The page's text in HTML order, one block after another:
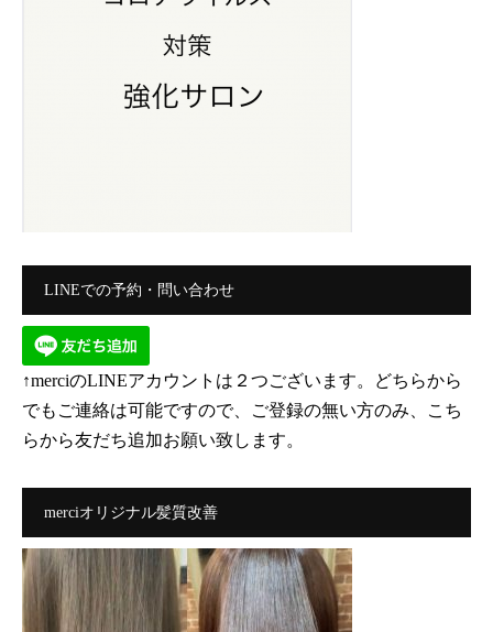
LINEでの予約・問い合わせ
↑merciのLINEアカウントは２つございます。どちらから
でもご連絡は可能ですので、ご登録の無い方のみ、こち
らから友だち追加お願い致します。
merciオリジナル髪質改善